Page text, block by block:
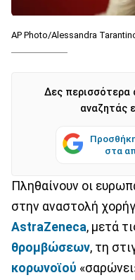
AP Photo/Alessandra
Δες περισσότερα
αναζητάς
στα
Πληθαίνουν οι
στην αναστολή
AstraZeneca, μετά
θρομβώσεων, τη
κορωνοϊού